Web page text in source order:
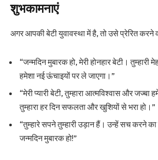
शुभकामनाएं
अगर आपकी बेटी युवावस्था में है, तो उसे प्रेरित
“जन्मदिन मुबारक हो, मेरी होनहार बेटी।
हमेशा नई ऊंचाइयों पर ले जाएगा।”
“मेरी प्यारी बेटी, तुम्हारा आत्मविश्वास और जज्बा
तुम्हारा हर दिन सफलता और खुशियों से भरा हो।”
“तुम्हारे सपने तुम्हारी उड़ान हैं। उन्हें सच करने का
जन्मदिन मुबारक हो!”